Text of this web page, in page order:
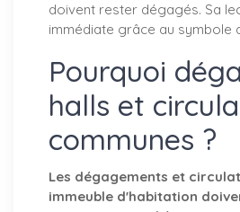
doivent rester dégagés. Sa
immédiate grâce au symbole
Pourquoi
halls et
communes ?
Les dégagements et
immeuble d'habitation